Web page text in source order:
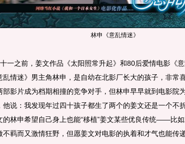
林申《意乱情迷》
之前，姜文作品《太阳照常升起》和80后爱情电影《意
乱情迷》男主角林申，是自幼在北影厂长大的孩子，非常
部影片成为档期相撞的竞争对手，但林申早早就到电影院
他说：我发现年过四十孩子都生了两个的姜文还是一个不
的林申希望自己身上也能“移植”姜文某些优良传统——比如
不羁而又激情狂野，但愿姜文对电影的执着和才气也能传递